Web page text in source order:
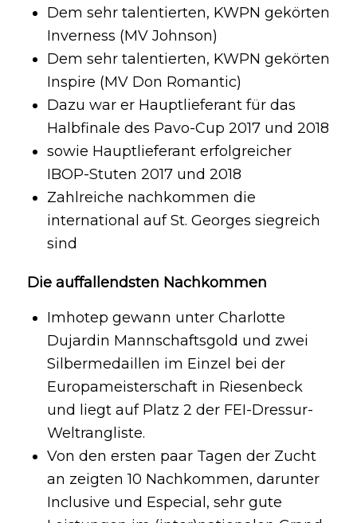
Dem sehr talentierten, KWPN gekörten
Inverness (MV Johnson)
Dem sehr talentierten, KWPN gekörten
Inspire (MV Don Romantic)
Dazu war er Hauptlieferant für das
Halbfinale des Pavo-Cup 2017 und 2018
sowie Hauptlieferant erfolgreicher
IBOP-Stuten 2017 und 2018
Zahlreiche nachkommen die
international auf St. Georges siegreich
sind
Die auffallendsten Nachkommen
Imhotep gewann unter Charlotte
Dujardin Mannschaftsgold und zwei
Silbermedaillen im Einzel bei der
Europameisterschaft in Riesenbeck
und liegt auf Platz 2 der FEI-Dressur-
Weltrangliste.
Von den ersten paar Tagen der Zucht
an zeigten 10 Nachkommen, darunter
Inclusive und Especial, sehr gute